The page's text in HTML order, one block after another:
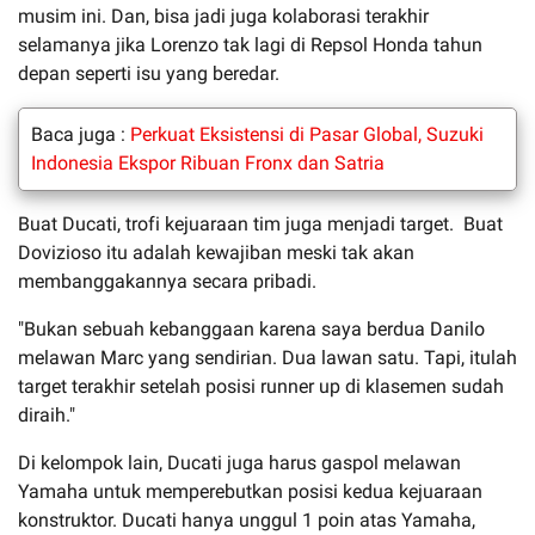
musim ini. Dan, bisa jadi juga kolaborasi terakhir
selamanya jika Lorenzo tak lagi di Repsol Honda tahun
depan seperti isu yang beredar.
Baca juga : Perkuat Eksistensi di Pasar Global, Suzuki
Indonesia Ekspor Ribuan Fronx dan Satria
Buat Ducati, trofi kejuaraan tim juga menjadi target. Buat
Dovizioso itu adalah kewajiban meski tak akan
membanggakannya secara pribadi.
"Bukan sebuah kebanggaan karena saya berdua Danilo
melawan Marc yang sendirian. Dua lawan satu. Tapi, itulah
target terakhir setelah posisi runner up di klasemen sudah
diraih."
Di kelompok lain, Ducati juga harus gaspol melawan
Yamaha untuk memperebutkan posisi kedua kejuaraan
konstruktor. Ducati hanya unggul 1 poin atas Yamaha,